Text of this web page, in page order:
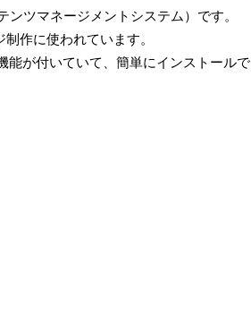
ツマネージメントシステム）です。
作に使われています。
能が付いていて、簡単にインストールで